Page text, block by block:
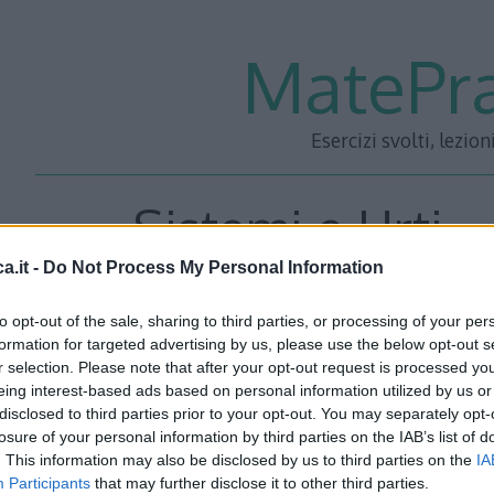
- Do Not Process My Personal Information
opt-out of the sale, sharing to third parties, or processing of your
for targeted advertising by us, please use the below opt-out
selection. Please note that after your opt-out request is processed
interest-based ads based on personal information utilized by us
to third parties prior to your opt-out. You may separately
of your personal information by third parties on the IAB’s list of
This information may also be disclosed by us to third parties on the
Participants that may further disclose it to other third parties.
Esercizi svolti,
Sistemi e Urti –
corpo di massa m viene lanciato da terra con una
Durante il volo il corpo si divide in due
pezzi, dopo un moto parabolico, atterrano in due
più leggero atterra ad una distanza dal punto di
tra il pezzo più pesante e il punto di lancio?